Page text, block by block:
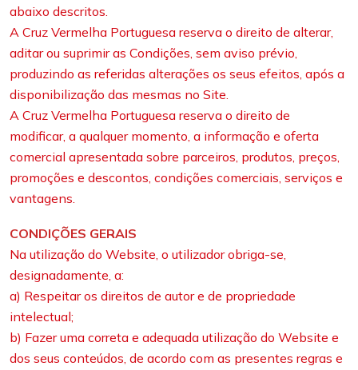
abaixo descritos.
A Cruz Vermelha Portuguesa reserva o direito de alterar,
aditar ou suprimir as Condições, sem aviso prévio,
produzindo as referidas alterações os seus efeitos, após a
disponibilização das mesmas no Site.
A Cruz Vermelha Portuguesa reserva o direito de
modificar, a qualquer momento, a informação e oferta
comercial apresentada sobre parceiros, produtos, preços,
promoções e descontos, condições comerciais, serviços e
vantagens.
CONDIÇÕES GERAIS
Na utilização do Website, o utilizador obriga-se,
designadamente, a:
a) Respeitar os direitos de autor e de propriedade
intelectual;
b) Fazer uma correta e adequada utilização do Website e
dos seus conteúdos, de acordo com as presentes regras e